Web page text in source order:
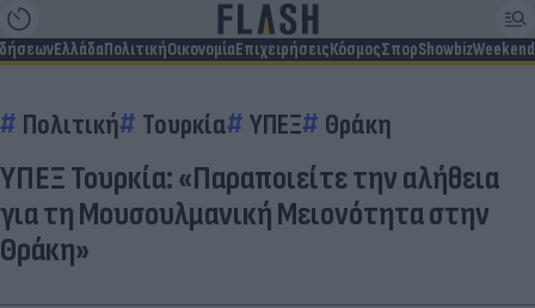
ΕλλάδαΠολιτικήΟικονομίαΕπιχειρήσειςΚόσμοςΣπορShowbizWeekend
Πολιτική Τουρκία ΥΠΕΞ Θράκη
ΥΠΕΞ Τουρκία: «Παραποιείτε την αλήθεια
για τη Μουσουλμανική Μειονότητα στην
Θράκη»